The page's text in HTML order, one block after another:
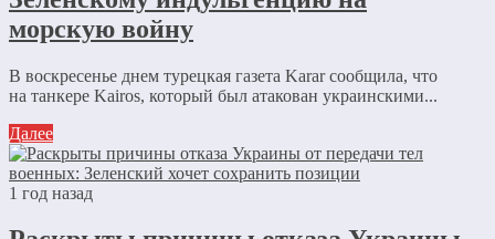
морскую войну
В воскресенье днем турецкая газета Karar cообщила, что
на танкере Kairos, который был атакован украинскими...
Далее
1 год назад